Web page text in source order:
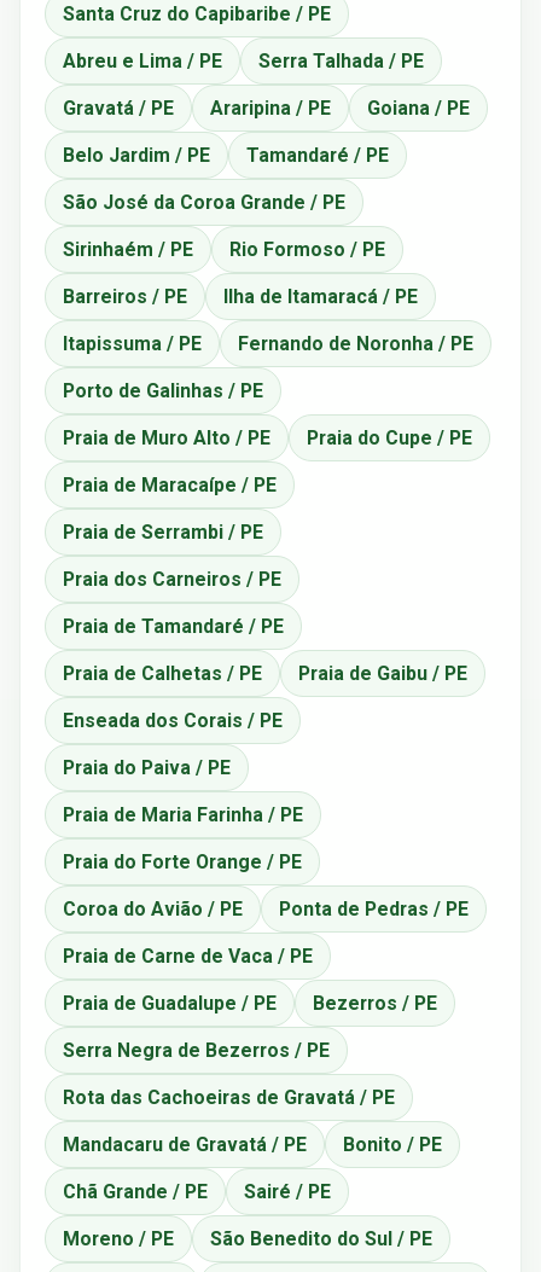
Santa Cruz do Capibaribe / PE
Abreu e Lima / PE Serra Talhada / PE
Gravatá / PE Araripina / PE Goiana / PE
Belo Jardim / PE Tamandaré / PE
São José da Coroa Grande / PE
Sirinhaém / PE Rio Formoso / PE
Barreiros / PE Ilha de Itamaracá / PE
Itapissuma / PE Fernando de Noronha / PE
Porto de Galinhas / PE
Praia de Muro Alto / PE Praia do Cupe / PE
Praia de Maracaípe / PE
Praia de Serrambi / PE
Praia dos Carneiros / PE
Praia de Tamandaré / PE
Praia de Calhetas / PE Praia de Gaibu / PE
Enseada dos Corais / PE
Praia do Paiva / PE
Praia de Maria Farinha / PE
Praia do Forte Orange / PE
Coroa do Avião / PE Ponta de Pedras / PE
Praia de Carne de Vaca / PE
Praia de Guadalupe / PE Bezerros / PE
Serra Negra de Bezerros / PE
Rota das Cachoeiras de Gravatá / PE
Mandacaru de Gravatá / PE Bonito / PE
Chã Grande / PE Sairé / PE
Moreno / PE São Benedito do Sul / PE